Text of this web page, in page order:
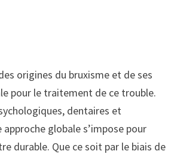
origines du bruxisme et de ses
pour le traitement de ce trouble.
dentaires et
globale s’impose pour
durable. Que ce soit par le biais de